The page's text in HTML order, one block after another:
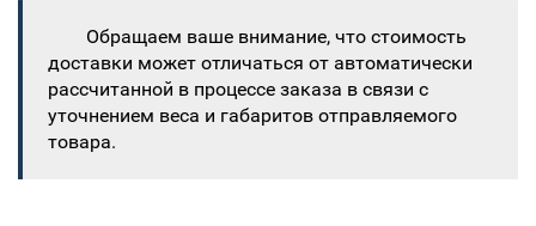
Обращаем ваше внимание, что стоимость
доставки может отличаться от автоматически
рассчитанной в процессе заказа в связи с
уточнением веса и габаритов отправляемого
товара.